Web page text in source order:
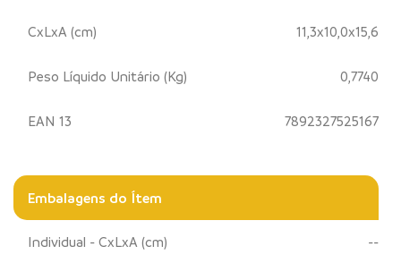
CxLxA (cm) 11,3x10,0x15,6
Peso Líquido Unitário (Kg) 0,7740
EAN 13 7892327525167
Embalagens do Ítem
Individual - CxLxA (cm) --